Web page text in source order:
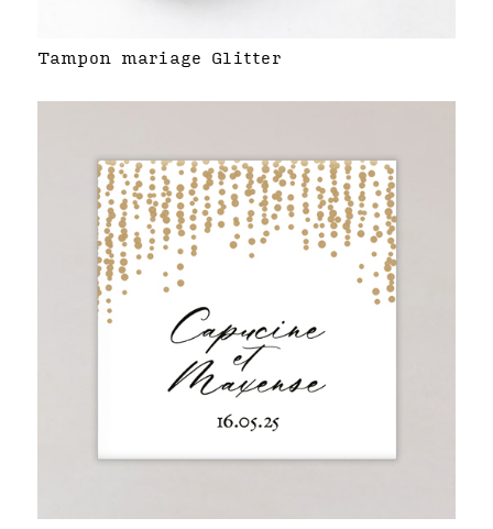
Tampon mariage Glitter